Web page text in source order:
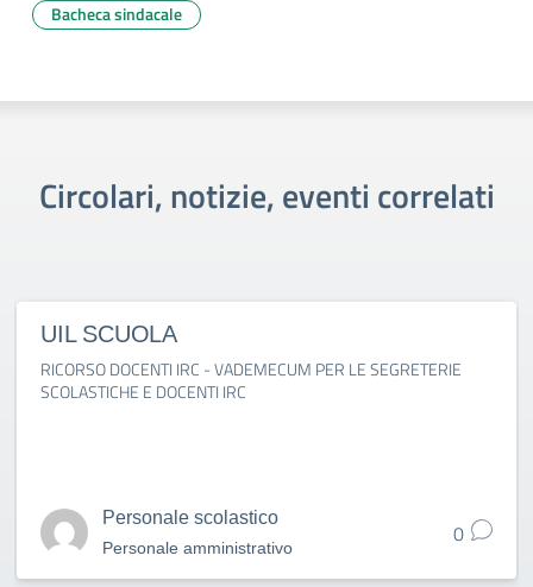
Bacheca sindacale
Circolari, notizie, eventi correlati
UIL SCUOLA
RICORSO DOCENTI IRC - VADEMECUM PER LE SEGRETERIE
SCOLASTICHE E DOCENTI IRC
Personale scolastico
Personale amministrativo 0